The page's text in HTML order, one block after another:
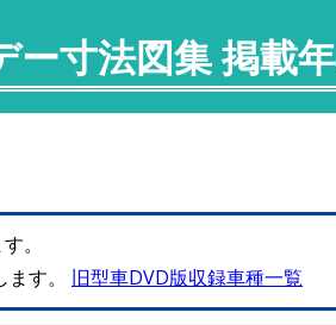
ー寸法図集 掲載
。
す。 旧型車DVD版収録車種一覧